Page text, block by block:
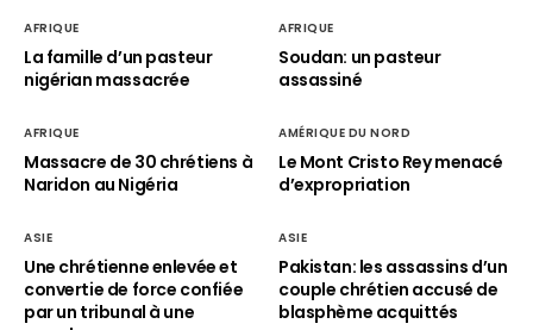
AFRIQUE
La famille d’un pasteur
nigérian massacrée
AFRIQUE
Soudan: un pasteur
assassiné
AFRIQUE
Massacre de 30 chrétiens à
Naridon au Nigéria
AMÉRIQUE DU NORD
Le Mont Cristo Rey menacé
d’expropriation
ASIE
Une chrétienne enlevée et
convertie de force confiée
par un tribunal à une
ASIE
Pakistan: les assassins d’un
couple chrétien accusé de
blasphème acquittés